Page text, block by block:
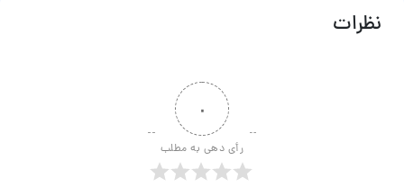
نظرات
۰
رأی دهی به مطلب